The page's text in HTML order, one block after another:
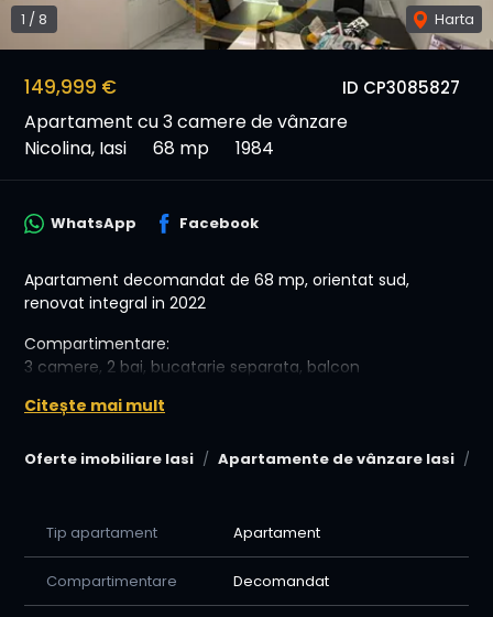
ID CP3085827
149,999 €
Apartament cu 3 camere de vânzare
Nicolina, Iasi
68 mp 1984
1 /8 Harta
Oferte imobiliare Iasi Apartamente de vânzare Iasi
WhatsApp Facebook
Apartament decomandat de 68 mp, orientat sud,
renovat integral in 2022
Compartimentare:
3 camere, 2 bai, bucatarie separata, balcon
Orientare sud, lumina naturala dupa-amiaza
Finisaje si dotari
Rulouri exterioare electrice, comanda prin telecomanda
si aplicatie
Sistem de ventilatie centralizat cu recuperare de caldura
Citește mai mult
Tip apartament Apartament
Compartimentare Decomandat